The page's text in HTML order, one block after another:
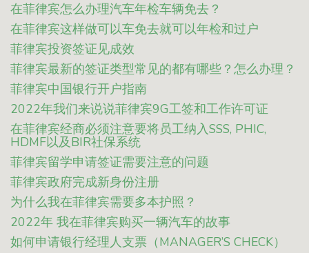
在菲律宾怎么办理汽车年检车辆免去？
在菲律宾这样做可以车免去就可以年检和过户
菲律宾投资签证见成效
菲律宾最新的签证类型常见的都有哪些？怎么办理？
菲律宾中国银行开户指南
2022年我们来说说菲律宾9G工签和工作许可证
在菲律宾经商必须注意要将员工纳入SSS, PHIC,
HDMF以及BIR社保系统
菲律宾留学申请签证需要注意的问题
菲律宾政府完成新身份注册
为什么我在菲律宾需要多本护照？
2022年 我在菲律宾购买一辆汽车的故事
如何申请银行经理人支票（MANAGER’S CHECK）